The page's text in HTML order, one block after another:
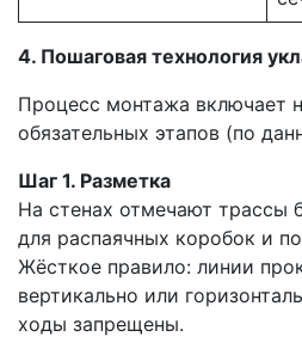
4. Пошаговая технология
Процесс монтажа включает
обязательных этапов (по
Шаг 1. Разметка
На стенах отмечают трассы
для распаячных коробок и
Жёсткое правило: линии
вертикально или
ходы запрещены.